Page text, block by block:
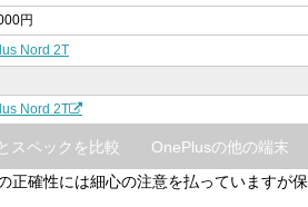
円
Nord 2T
Nord 2T
OnePlusの他の端末
スペックを比較
正確性には細心の注意を払っていますが保